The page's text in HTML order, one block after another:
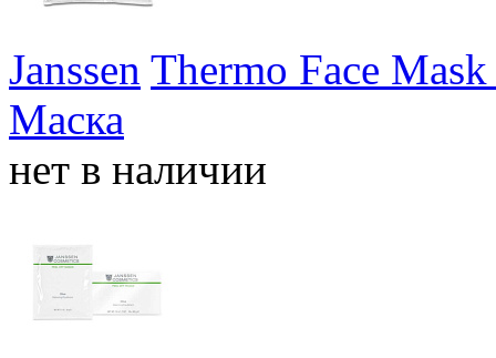
Janssen Thermo Face
Маска
нет в наличии